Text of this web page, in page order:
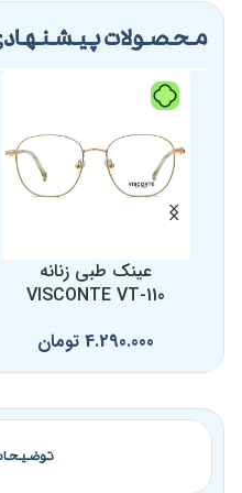
محصولات
عینک طبی زنانه
VISCONTE VT-110
4.290.000 تومان